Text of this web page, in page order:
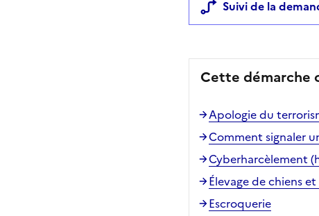
Suivi de la
Cette démarche
Apologie du
Comment signaler
Cyberharcèlement
Élevage de chiens
Escroquerie